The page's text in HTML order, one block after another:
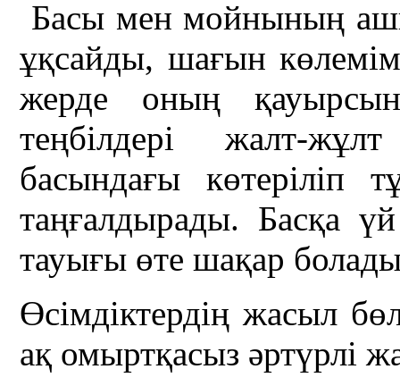
Басы мен мойнының
ұқсайды, шағын
жерде оның
теңбілдері жалт-
басындағы көтеріліп
таңғалдырады. Басқа
тауығы өте шақар
Өсімдіктердің жасыл
ақ омыртқасыз әртүрлі